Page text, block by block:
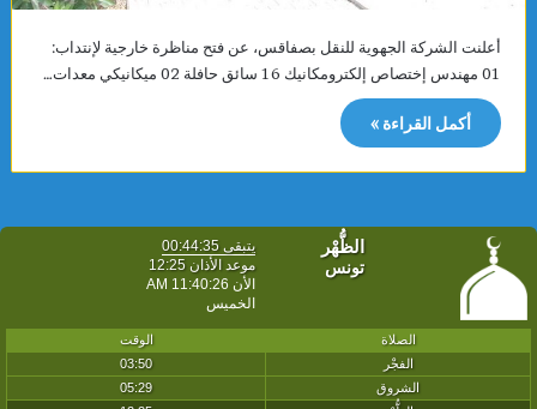
أعلنت الشركة الجهوية للنقل بصفاقس، عن فتح مناظرة خارجية لإنتداب:
01 مهندس إختصاص إلكترومكانيك 16 سائق حافلة 02 ميكانيكي معدات…
أكمل القراءة »